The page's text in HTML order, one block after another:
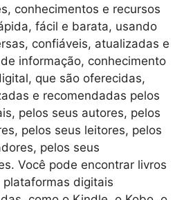
conhecimentos e recursos
fácil e barata, usando
confiáveis, atualizadas e
informação, conhecimento
que são oferecidas,
e recomendadas pelos
pelos seus autores, pelos
pelos seus leitores, pelos
pelos seus
Você pode encontrar livros
plataformas digitais